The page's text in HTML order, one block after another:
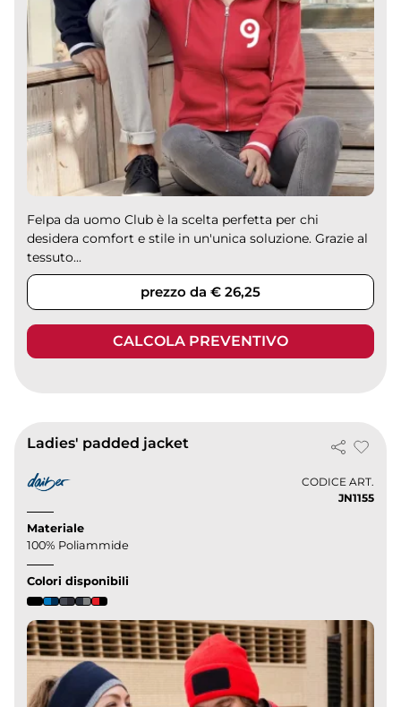
Felpa da uomo Club è la scelta perfetta per chi
desidera comfort e stile in un'unica soluzione. Grazie al
tessuto...
prezzo da € 26,25
CALCOLA PREVENTIVO
Ladies' padded jacket
CODICE ART.
JN1155
Materiale
100% Poliammide
Colori disponibili